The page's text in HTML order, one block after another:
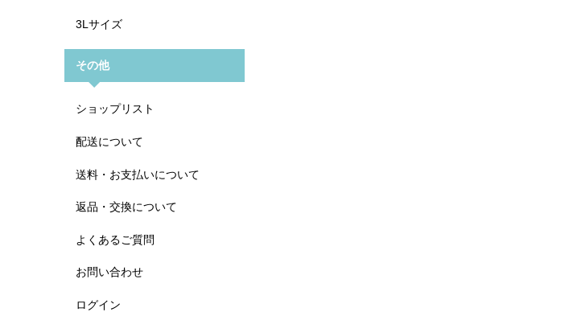
3Lサイズ
その他
ショップリスト
配送について
送料・お支払いについて
返品・交換について
よくあるご質問
お問い合わせ
ログイン